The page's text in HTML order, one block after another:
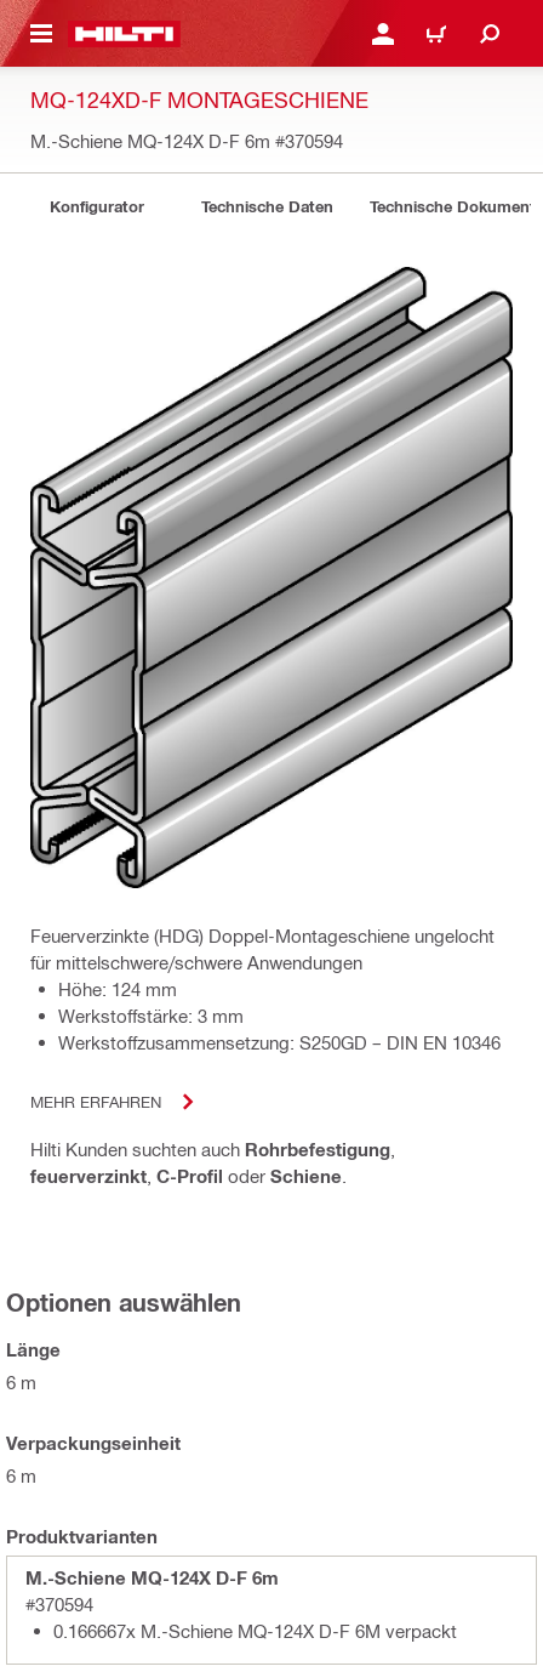
ANMELDEN ODER
WARENKORB
MQ-124XD-F MONTAGESCHIENE
M.-Schiene MQ-124X D-F 6m #370594
Konfigurator Technische Daten Technische Dokumente
Feuerverzinkte (HDG) Doppel-Montageschiene ungelocht
für mittelschwere/schwere Anwendungen
Höhe: 124 mm
Werkstoffstärke: 3 mm
Werkstoffzusammensetzung: S250GD – DIN EN 10346
MEHR ERFAHREN
Hilti Kunden suchten auch Rohrbefestigung
feuerverzinkt C-Profil oder Schiene
Optionen auswählen
Länge
6 m
Verpackungseinheit
6 m
Produktvarianten
M.-Schiene MQ-124X D-F 6m
#370594
0.166667x M.-Schiene MQ-124X D-F 6M verpackt